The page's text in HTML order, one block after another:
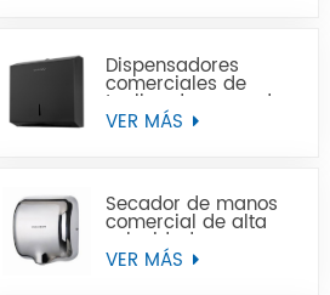
Dispensadores
comerciales de
toallas de mano de
papel negro de
VER MÁS
Secador de manos
comercial de alta
velocidad para
baños
VER MÁS